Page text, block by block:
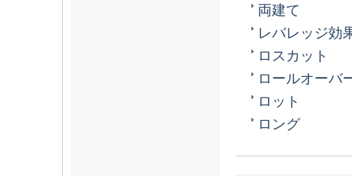
両建て
レバレッジ効
ロスカット
ロールオーバ
ロット
ロング